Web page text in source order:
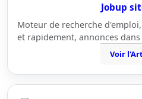
Jobup
Moteur de recherche
et rapidement, annonces
Voir